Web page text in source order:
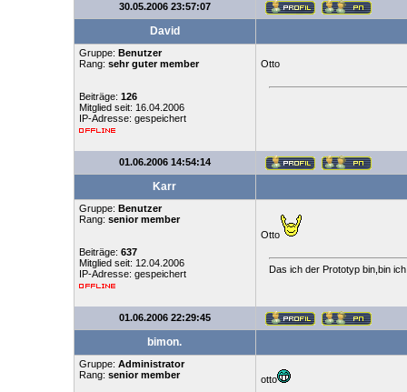
30.05.2006 23:57:07
David
Gruppe: Benutzer
Rang: sehr guter member
Beiträge: 126
Mitglied seit: 16.04.2006
IP-Adresse: gespeichert
Otto
01.06.2006 14:54:14
Karr
Gruppe: Benutzer
Rang: senior member
Beiträge: 637
Mitglied seit: 12.04.2006
IP-Adresse: gespeichert
Otto
Das ich der Prototyp bin,bin
01.06.2006 22:29:45
bimon.
Gruppe: Administrator
Rang: senior member otto